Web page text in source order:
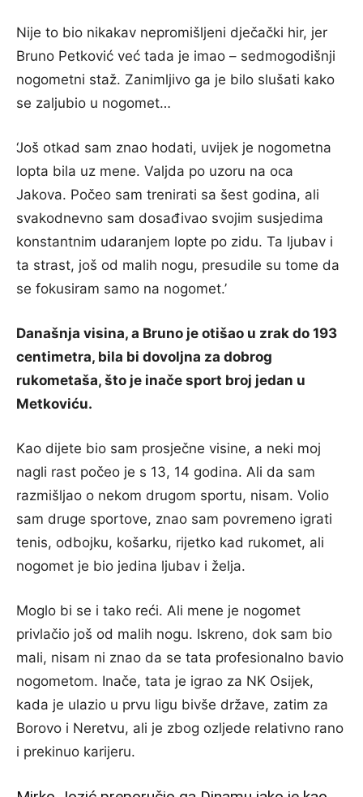
Nije to bio nikakav nepromišljeni dječački hir, jer
Bruno Petković već tada je imao – sedmogodišnji
nogometni staž. Zanimljivo ga je bilo slušati kako
se zaljubio u nogomet…
‘Još otkad sam znao hodati, uvijek je nogometna
lopta bila uz mene. Valjda po uzoru na oca
Jakova. Počeo sam trenirati sa šest godina, ali
svakodnevno sam dosađivao svojim susjedima
konstantnim udaranjem lopte po zidu. Ta ljubav i
ta strast, još od malih nogu, presudile su tome da
se fokusiram samo na nogomet.’
Današnja visina, a Bruno je otišao u zrak do 193
centimetra, bila bi dovoljna za dobrog
rukometaša, što je inače sport broj jedan u
Metkoviću.
Kao dijete bio sam prosječne visine, a neki moj
nagli rast počeo je s 13, 14 godina. Ali da sam
razmišljao o nekom drugom sportu, nisam. Volio
sam druge sportove, znao sam povremeno igrati
tenis, odbojku, košarku, rijetko kad rukomet, ali
nogomet je bio jedina ljubav i želja.
Moglo bi se i tako reći. Ali mene je nogomet
privlačio još od malih nogu. Iskreno, dok sam bio
mali, nisam ni znao da se tata profesionalno bavio
nogometom. Inače, tata je igrao za NK Osijek,
kada je ulazio u prvu ligu bivše države, zatim za
Borovo i Neretvu, ali je zbog ozljede relativno rano
i prekinuo karijeru.